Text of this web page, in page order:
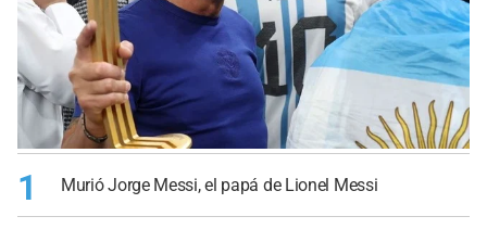
1 Murió Jorge Messi, el papá de Lionel Messi